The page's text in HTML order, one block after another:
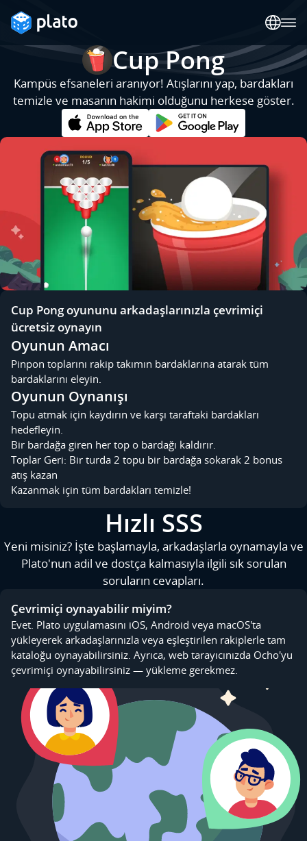
Cup Pong
Kampüs efsaneleri aranıyor! Atışlarını yap, bardakları
temizle ve masanın hakimi olduğunu herkese göster.
Cup Pong oyununu arkadaşlarınızla çevrimiçi
ücretsiz oynayın
Oyunun Amacı
Pinpon toplarını rakip takımın bardaklarına atarak tüm
bardaklarını eleyin.
Oyunun Oynanışı
Topu atmak için kaydırın ve karşı taraftaki bardakları
hedefleyin.
Bir bardağa giren her top o bardağı kaldırır.
Toplar Geri: Bir turda 2 topu bir bardağa sokarak 2 bonus
atış kazan
Kazanmak için tüm bardakları temizle!
Hızlı SSS
Yeni misiniz? İşte başlamayla, arkadaşlarla oynamayla ve
Plato'nun adil ve dostça kalmasıyla ilgili sık sorulan
soruların cevapları.
Çevrimiçi oynayabilir miyim?
Evet. Plato uygulamasını iOS, Android veya macOS'ta
yükleyerek arkadaşlarınızla veya eşleştirilen rakiplerle tam
kataloğu oynayabilirsiniz. Ayrıca, web tarayıcınızda Ocho'yu
çevrimiçi oynayabilirsiniz — yükleme gerekmez.